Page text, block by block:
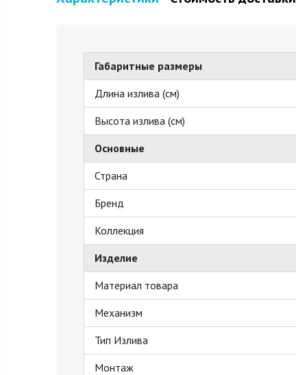
Габаритные размеры
Длина излива (см)
Высота излива (см)
Основные
Страна
Бренд
Коллекция
Изделие
Материал товара
Механизм
Тип Излива
Монтаж